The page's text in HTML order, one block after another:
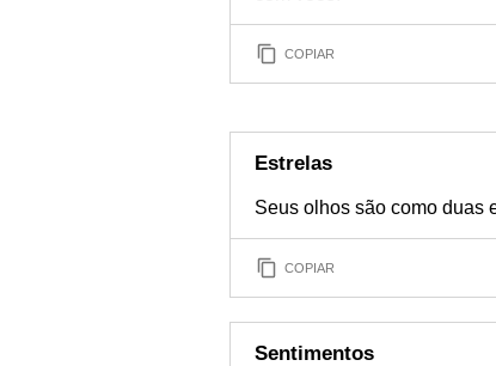
COPIAR
Estrelas
Seus olhos são como duas
COPIAR
Sentimentos